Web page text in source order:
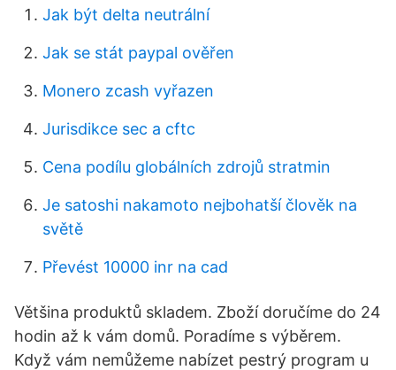
Jak být delta neutrální
Jak se stát paypal ověřen
Monero zcash vyřazen
Jurisdikce sec a cftc
Cena podílu globálních zdrojů stratmin
Je satoshi nakamoto nejbohatší člověk na
světě
Převést 10000 inr na cad
Většina produktů skladem. Zboží doručíme do 24
hodin až k vám domů. Poradíme s výběrem.
Když vám nemůžeme nabízet pestrý program u